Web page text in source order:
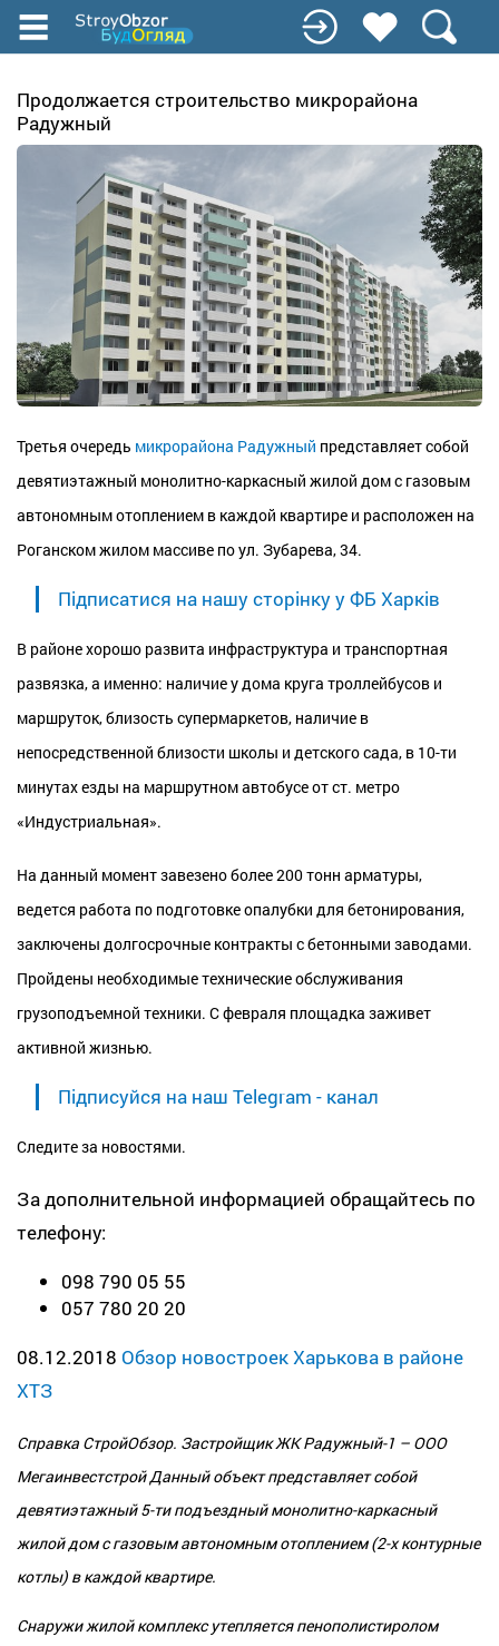
Перейти
до
вмісту
Продолжается строительство микрорайона
Радужный
Третья очередь микрорайона Радужный представляет собой
девятиэтажный монолитно-каркасный жилой дом с газовым
автономным отоплением в каждой квартире и расположен на
Роганском жилом массиве по ул. Зубарева, 34.
Підписатися на нашу сторінку у ФБ Харків
В районе хорошо развита инфраструктура и транспортная
развязка, а именно: наличие у дома круга троллейбусов и
маршруток, близость супермаркетов, наличие в
непосредственной близости школы и детского сада, в 10-ти
минутах езды на маршрутном автобусе от ст. метро
«Индустриальная».
На данный момент завезено более 200 тонн арматуры,
ведется работа по подготовке опалубки для бетонирования,
заключены долгосрочные контракты с бетонными заводами.
Пройдены необходимые технические обслуживания
грузоподъемной техники. C февраля площадка заживет
активной жизнью.
Підписуйся на наш Telegram - канал
Следите за новостями.
За дополнительной информацией обращайтесь по
телефону:
098 790 05 55
057 780 20 20
08.12.2018 Обзор новостроек Харькова в районе
ХТЗ
Справка СтройОбзор. ЗастройщикЖК Радужный-1 – ООО
Мегаинвестстрой Данный объект представляет собой
девятиэтажный 5-ти подъездный монолитно-каркасный
жилой дом с газовым автономным отоплением (2-х контурные
котлы) в каждой квартире.
Снаружи жилой комплекс утепляется пенополистиролом